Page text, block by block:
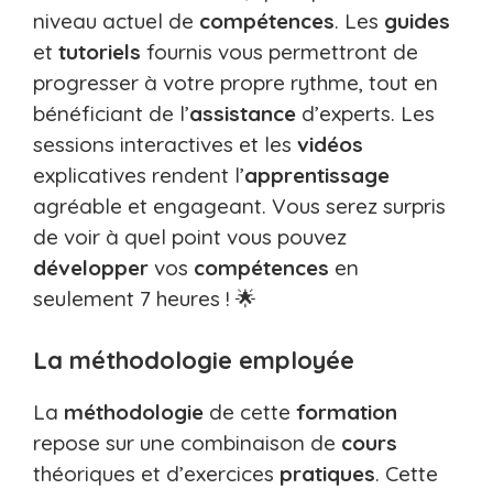
niveau actuel de compétences. Les guides
et tutoriels fournis vous permettront de
progresser à votre propre rythme, tout en
bénéficiant de l’assistance d’experts. Les
sessions interactives et les vidéos
explicatives rendent l’apprentissage
agréable et engageant. Vous serez surpris
de voir à quel point vous pouvez
développer vos compétences en
seulement 7 heures ! 🌟
La méthodologie employée
La méthodologie de cette formation
repose sur une combinaison de cours
théoriques et d’exercices pratiques. Cette